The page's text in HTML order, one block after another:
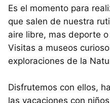
Es el momento para
que salen de nuestra
aire libre, mas deporte
Visitas a museos
exploraciones de la
Disfrutemos con ellos,
las vacaciones con